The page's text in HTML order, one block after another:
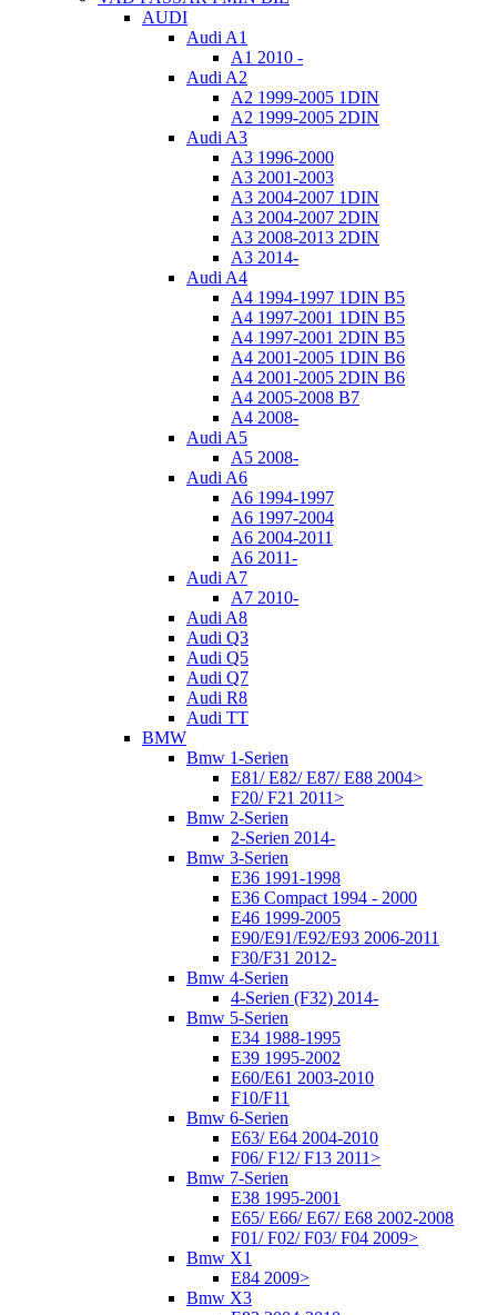
AUDI
Audi A1
A1 2010 -
Audi A2
A2 1999-2005 1DIN
A2 1999-2005 2DIN
Audi A3
A3 1996-2000
A3 2001-2003
A3 2004-2007 1DIN
A3 2004-2007 2DIN
A3 2008-2013 2DIN
A3 2014-
Audi A4
A4 1994-1997 1DIN B5
A4 1997-2001 1DIN B5
A4 1997-2001 2DIN B5
A4 2001-2005 1DIN B6
A4 2001-2005 2DIN B6
A4 2005-2008 B7
A4 2008-
Audi A5
A5 2008-
Audi A6
A6 1994-1997
A6 1997-2004
A6 2004-2011
A6 2011-
Audi A7
A7 2010-
Audi A8
Audi Q3
Audi Q5
Audi Q7
Audi R8
Audi TT
BMW
Bmw 1-Serien
E81/ E82/ E87/ E88 2004>
F20/ F21 2011>
Bmw 2-Serien
2-Serien 2014-
Bmw 3-Serien
E36 1991-1998
E36 Compact 1994 - 2000
E46 1999-2005
E90/E91/E92/E93 2006-2011
F30/F31 2012-
Bmw 4-Serien
4-Serien (F32) 2014-
Bmw 5-Serien
E34 1988-1995
E39 1995-2002
E60/E61 2003-2010
F10/F11
Bmw 6-Serien
E63/ E64 2004-2010
F06/ F12/ F13 2011>
Bmw 7-Serien
E38 1995-2001
E65/ E66/ E67/ E68 2002-2008
F01/ F02/ F03/ F04 2009>
Bmw X1
E84 2009>
Bmw X3